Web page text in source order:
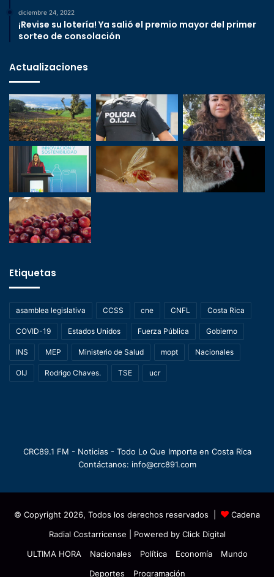
diciembre 24, 2022
¡Revise su lotería! Ya salió el premio mayor del primer
sorteo de consolación
Actualizaciones
Etiquetas
asamblea legislativa CCSS cne CNFL Costa Rica
COVID-19 Estados Unidos Fuerza Pública Gobierno
INS MEP Ministerio de Salud mopt Nacionales
OIJ Rodrigo Chaves. TSE ucr
CRC89.1 FM - Noticias - Todo Lo Que Importa en Costa Rica
Contáctanos: info@crc891.com
© Copyright 2026, Todos los derechos reservados |
Cadena
Radial Costarricense | Powered by Click Digital
ULTIMA HORA
Nacionales Política Economía
Mundo
Deportes
Programación